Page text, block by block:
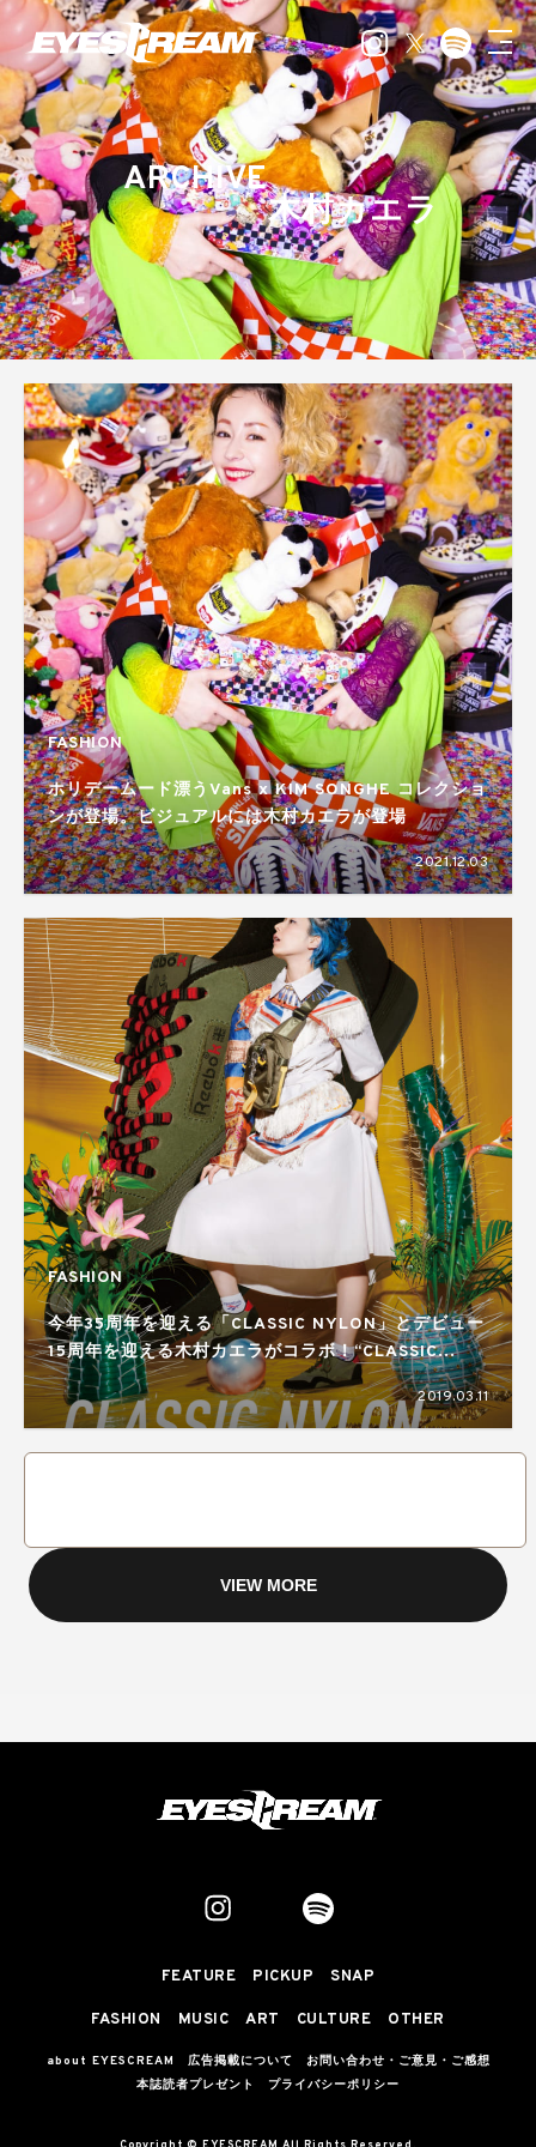
ARCHIVE
木村カエラ
FASHION
ホリデームード漂うVans x KIM SONGHE コレクショ
ンが登場。ビジュアルには木村カエラが登場
2021.12.03
FASHION
今年35周年を迎える「CLASSIC NYLON」とデビュー
15周年を迎える木村カエラがコラボ！“CLASSIC
NYLON KAELA”が3/14に発売
2019.03.11
VIEW MORE
FEATURE PICKUP SNAP
FASHION MUSIC ART CULTURE OTHER
about EYESCREAM 広告掲載について
お問い合わせ・ご意見・ご感想
本誌読者プレゼント
プライバシーポリシー